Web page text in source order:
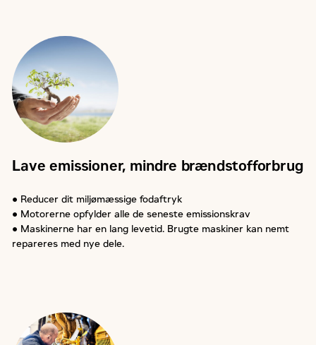
Lave emissioner, mindre brændstofforbrug
● Reducer dit miljømæssige fodaftryk
● Motorerne opfylder alle de seneste emissionskrav
● Maskinerne har en lang levetid. Brugte maskiner kan nemt
repareres med nye dele.